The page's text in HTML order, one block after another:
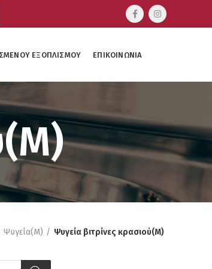
ΕΞΟΠΛΙΣΜΟΎ ΕΠΙΚΟΙΝΩΝΊΑ
Ψυγεία(M) Ψυγεία βιτρίνες κρασιού(M)